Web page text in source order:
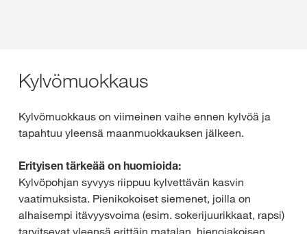
Kylvömuokkaus
Kylvömuokkaus on viimeinen vaihe ennen kylvöä ja
tapahtuu yleensä maanmuokkauksen jälkeen.
Erityisen tärkeää on huomioida:
Kylvöpohjan syvyys riippuu kylvettävän kasvin
vaatimuksista. Pienikokoiset siemenet, joilla on
alhaisempi itävyysvoima (esim. sokerijuurikkaat, rapsi)
tarvitsevat yleensä erittäin matalan, hienojakoisen